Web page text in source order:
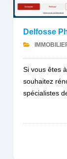
Delfosse
Si vous êtes
souhaitez
spécialistes